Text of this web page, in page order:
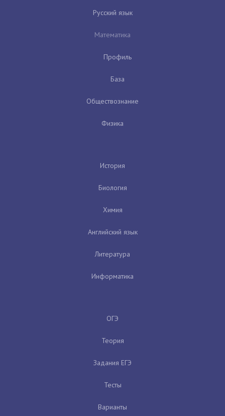
Русский язык
Математика
Профиль
База
Обществознание
Физика
История
Биология
Химия
Английский язык
Литература
Информатика
ОГЭ
Теория
Задания ЕГЭ
Тесты
Варианты